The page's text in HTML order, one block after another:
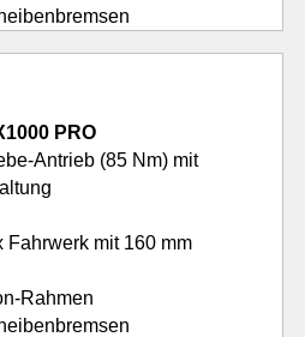
PRO
Antrieb (85 Nm) mit
mit 160 mm
Rahmen